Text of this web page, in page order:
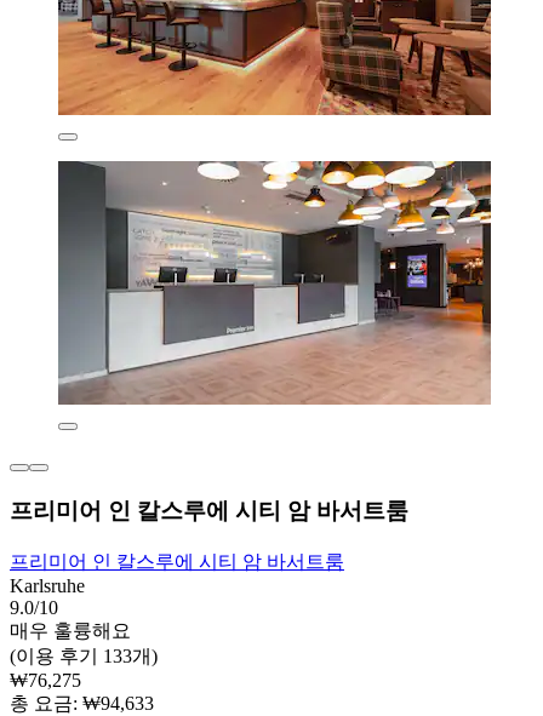
프리미어 인 칼스루에 시티 암 바서트룸
프리미어 인 칼스루에 시티 암 바서트룸
Karlsruhe
9.0/10
매우 훌륭해요
(이용 후기 133개)
₩76,275
총 요금: ₩94,633